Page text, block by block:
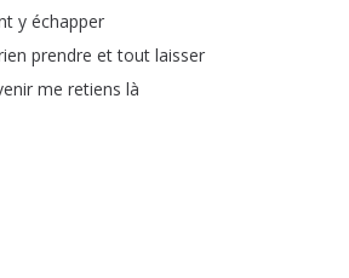
y échapper
prendre et tout laisser
me retiens là